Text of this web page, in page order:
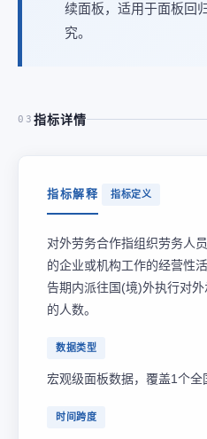
续面板，适用于面板回
究。
03 指标详情
指标解释 指标定义
对外劳务合作指组织劳务人
的企业或机构工作的经营性
告期内派往国(境)外执行对
的人数。
数据类型
宏观级面板数据，覆盖1个全
时间跨度